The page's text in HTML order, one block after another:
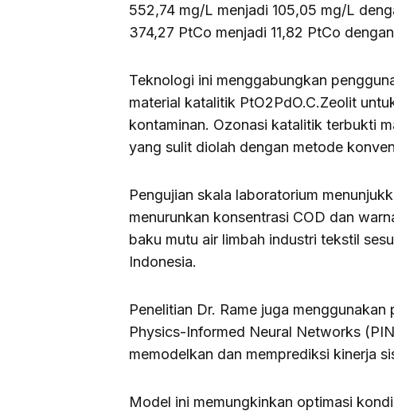
552,74 mg/L menjadi 105,05 mg/L
374,27 PtCo menjadi 11,82 PtCo
Teknologi ini menggabungkan
material katalitik PtO2PdO.C.Zeolit
kontaminan. Ozonasi katalitik terbukti
yang sulit diolah dengan metode
Pengujian skala laboratorium
menurunkan konsentrasi COD dan
baku mutu air limbah industri tekstil
Indonesia.
Penelitian Dr. Rame juga
Physics-Informed Neural Networks
memodelkan dan memprediksi kinerja
Model ini memungkinkan optimasi